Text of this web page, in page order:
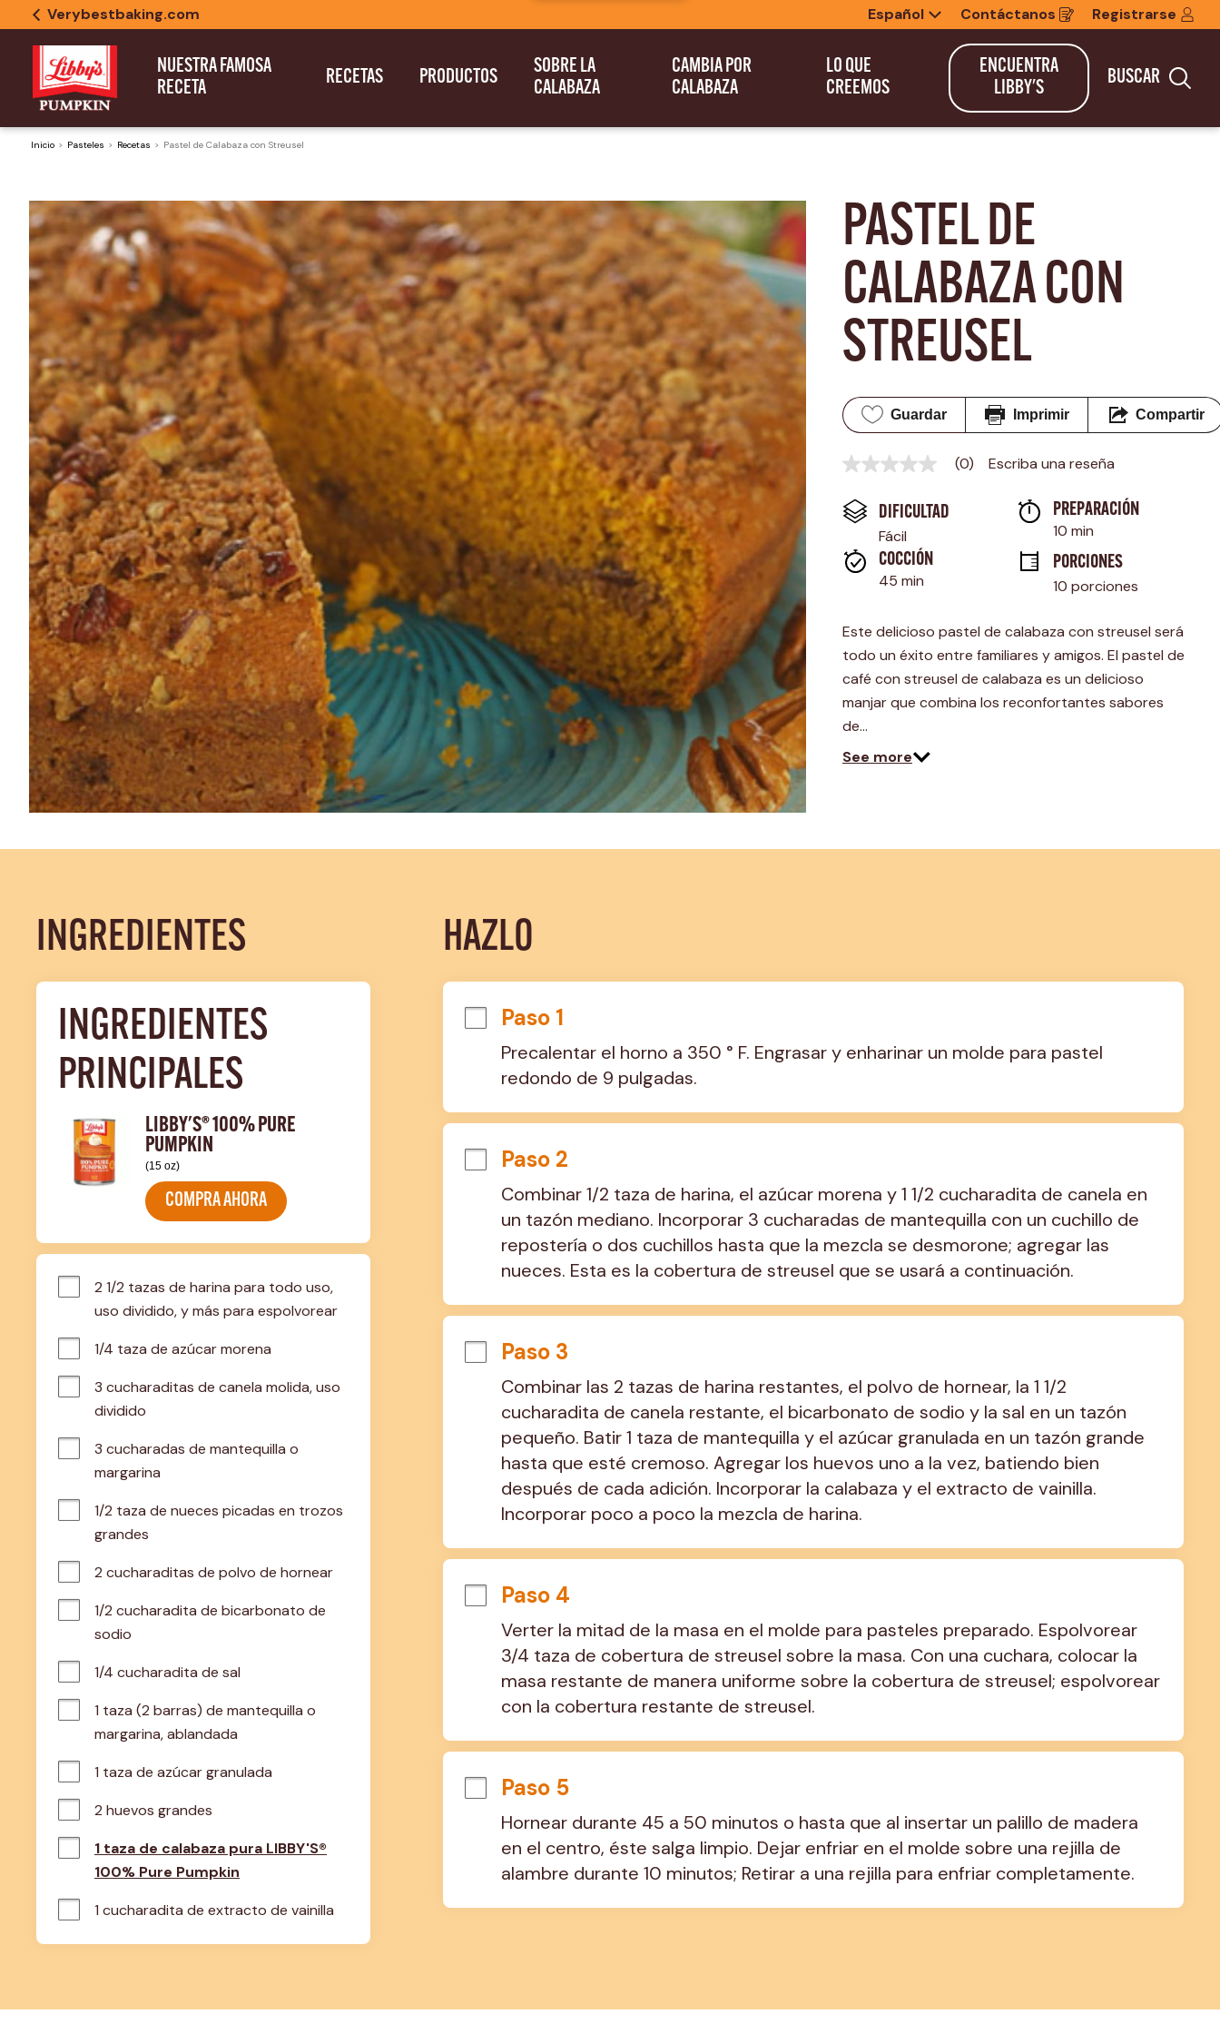
Verybestbaking.com Español Contáctanos
Opens
in
a
new
window
Registrarse
NUESTRA FAMOSA
RECETA
RECETAS PRODUCTOS
SOBRE LA
CALABAZA
CAMBIA POR
CALABAZA
LO QUE
CREEMOS
ENCUENTRA
LIBBY'S
BUSCAR
Inicio Pasteles Recetas Pastel de Calabaza con Streusel
PASTEL DE
CALABAZA CON
STREUSEL
Guardar Imprimir Compartir
Sin
Enlace
en
misma
página.
(0) Escriba una reseña
DIFICULTAD
Fácil
PREPARACIÓN
10 min
COCCIÓN
45 min
PORCIONES
10 porciones
Este delicioso pastel de calabaza con streusel será
todo un éxito entre familiares y amigos. El pastel de
café con streusel de calabaza es un delicioso
manjar que combina los reconfortantes sabores
de…
See more
INGREDIENTES
INGREDIENTES
PRINCIPALES
LIBBY'S® 100% PURE
PUMPKIN
(15 oz)
COMPRA AHORA
2 1/2 tazas de harina para todo uso,
uso dividido, y más para espolvorear
1/4 taza de azúcar morena
3 cucharaditas de canela molida, uso
dividido
3 cucharadas de mantequilla o
margarina
1/2 taza de nueces picadas en trozos
grandes
2 cucharaditas de polvo de hornear
1/2 cucharadita de bicarbonato de
sodio
1/4 cucharadita de sal
1 taza (2 barras) de mantequilla o
margarina, ablandada
1 taza de azúcar granulada
2 huevos grandes
1 taza de calabaza pura LIBBY'S®
100% Pure Pumpkin
1 cucharadita de extracto de vainilla
HAZLO
Paso 1
Precalentar el horno a 350 ° F. Engrasar y enharinar un molde para pastel
redondo de 9 pulgadas.
Paso 2
Combinar 1/2 taza de harina, el azúcar morena y 1 1/2 cucharadita de canela en
un tazón mediano. Incorporar 3 cucharadas de mantequilla con un cuchillo de
repostería o dos cuchillos hasta que la mezcla se desmorone; agregar las
nueces. Esta es la cobertura de streusel que se usará a continuación.
Paso 3
Combinar las 2 tazas de harina restantes, el polvo de hornear, la 1 1/2
cucharadita de canela restante, el bicarbonato de sodio y la sal en un tazón
pequeño. Batir 1 taza de mantequilla y el azúcar granulada en un tazón grande
hasta que esté cremoso. Agregar los huevos uno a la vez, batiendo bien
después de cada adición. Incorporar la calabaza y el extracto de vainilla.
Incorporar poco a poco la mezcla de harina.
Paso 4
Verter la mitad de la masa en el molde para pasteles preparado. Espolvorear
3/4 taza de cobertura de streusel sobre la masa. Con una cuchara, colocar la
masa restante de manera uniforme sobre la cobertura de streusel; espolvorear
con la cobertura restante de streusel.
Paso 5
Hornear durante 45 a 50 minutos o hasta que al insertar un palillo de madera
en el centro, éste salga limpio. Dejar enfriar en el molde sobre una rejilla de
alambre durante 10 minutos; Retirar a una rejilla para enfriar completamente.